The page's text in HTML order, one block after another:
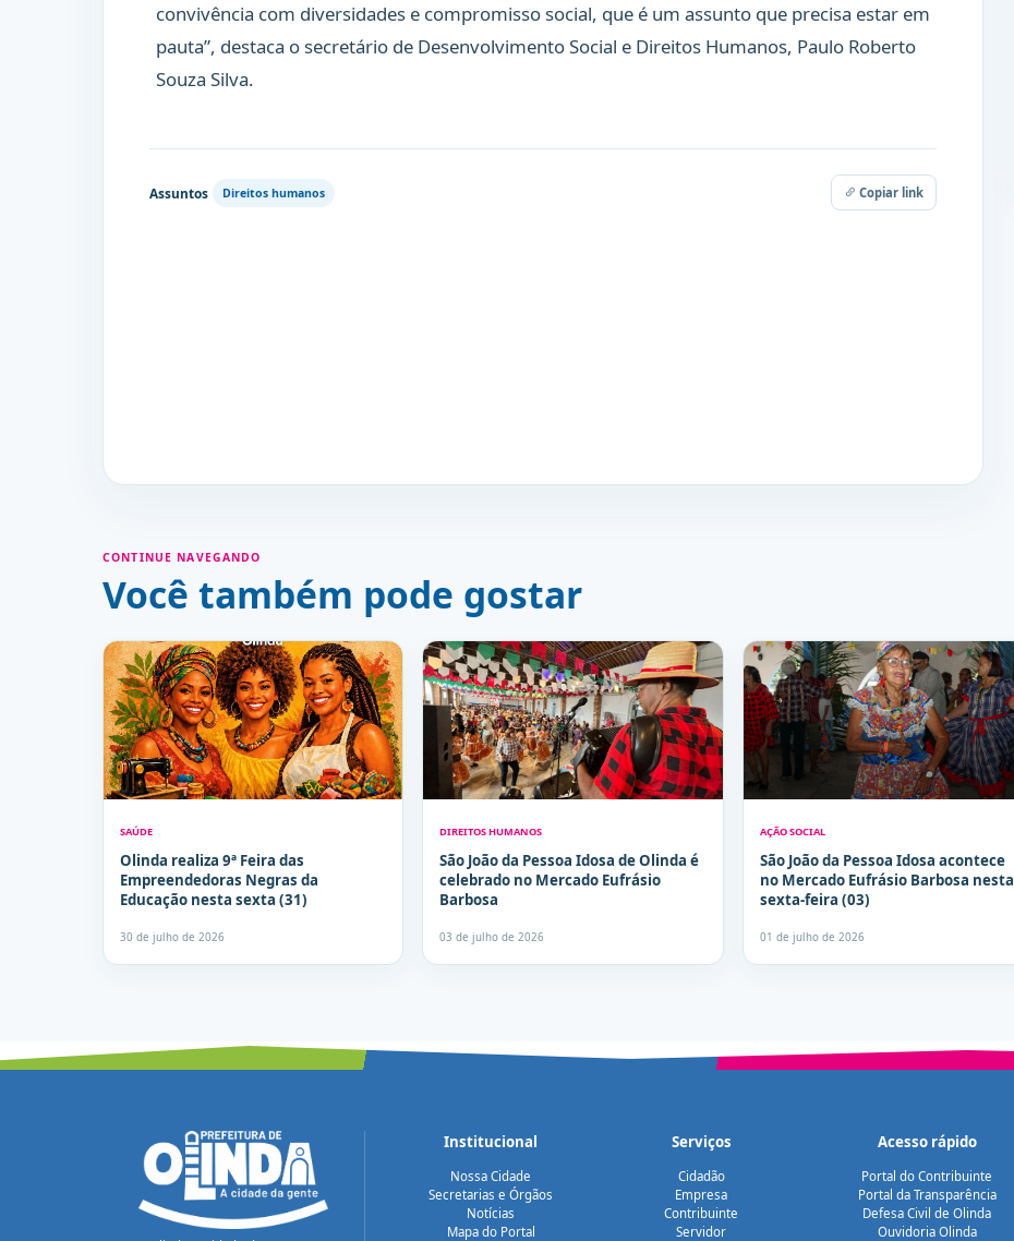
convivência com diversidades e compromisso social, que é um assunto que precisa estar em
pauta”, destaca o secretário de Desenvolvimento Social e Direitos Humanos, Paulo Roberto
Souza Silva.
Assuntos Direitos humanos Copiar link
CONTINUE NAVEGANDO
Você também pode gostar
SAÚDE
Olinda realiza 9ª Feira das
Empreendedoras Negras da
Educação nesta sexta (31)
30 de julho de 2026
DIREITOS HUMANOS
São João da Pessoa Idosa de Olinda é
celebrado no Mercado Eufrásio
Barbosa
03 de julho de 2026
AÇÃO SOCIAL
São João da Pessoa Idosa acontece
no Mercado Eufrásio Barbosa nesta
sexta-feira (03)
01 de julho de 2026
Institucional
Nossa Cidade
Secretarias e Órgãos
Notícias
Mapa do Portal
Serviços
Cidadão
Empresa
Contribuinte
Servidor
Acesso rápido
Portal do Contribuinte
Portal da Transparência
Defesa Civil de Olinda
Ouvidoria Olinda